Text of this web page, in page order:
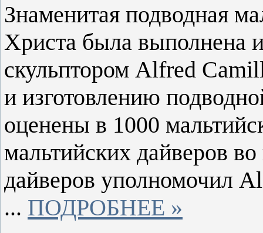
Знаменитая подводная
Христа была выполнена
скульптором Alfred
и изготовлению
оценены в 1000
мальтийских дайверов
дайверов уполномочил
... ПОДРОБНЕЕ »